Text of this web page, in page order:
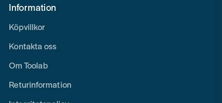
Information
Köpvillkor
Kontakta oss
Om Toolab
Returinformation